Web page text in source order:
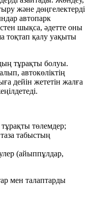
және дөңгелектерді
автопарк
шықса, әдетте оны
тоқтап қалу уақыты
тұрақты болуы.
автокөліктің
дейін жететін жалға
төлемдер;
табыстың
(айыппұлдар,
мен талаптарды